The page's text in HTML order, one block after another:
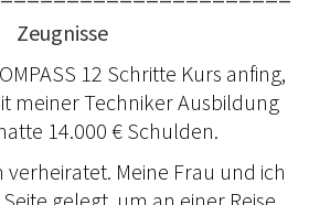
Zeugnisse
12 Schritte Kurs anfing,
meiner Techniker Ausbildung
14.000 € Schulden.
verheiratet. Meine Frau und ich